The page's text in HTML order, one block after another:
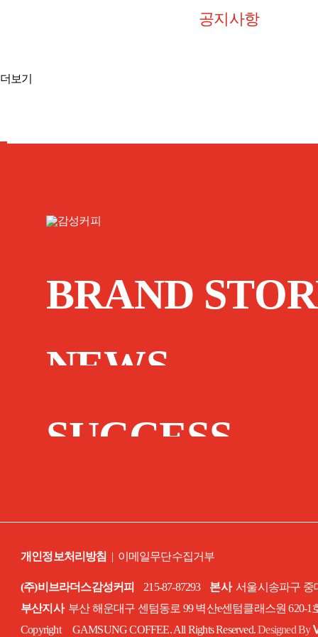
공지사항
더보기
BRAND
NEWS
SUCCESS
개인정보처리방침 | 이메일무단수집거부
(주)비브라더스감성커피 215-87-87293 본사서울시송파구 중
부산지사부산 해운대구 센텀동로 99 벽산e센텀클래스원 620-1
Copyright GAMSUNG COFFEE. All Rights Reserved.Designed By